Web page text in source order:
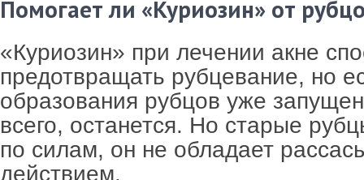
Помогает ли «Куриозин» от
«Куриозин» при лечении акне
предотвращать рубцевание, но
образования рубцов уже
всего, останется. Но старые
по силам, он не обладает
действием.